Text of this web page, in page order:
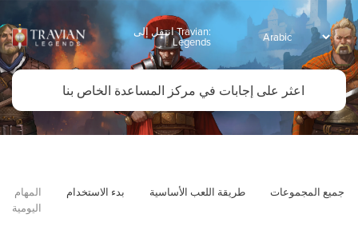
انتقل إلى Travian:
Legends
جميع المجموعات طريقة اللعب الأساسية بدء الاستخدام
المهام
اليومية